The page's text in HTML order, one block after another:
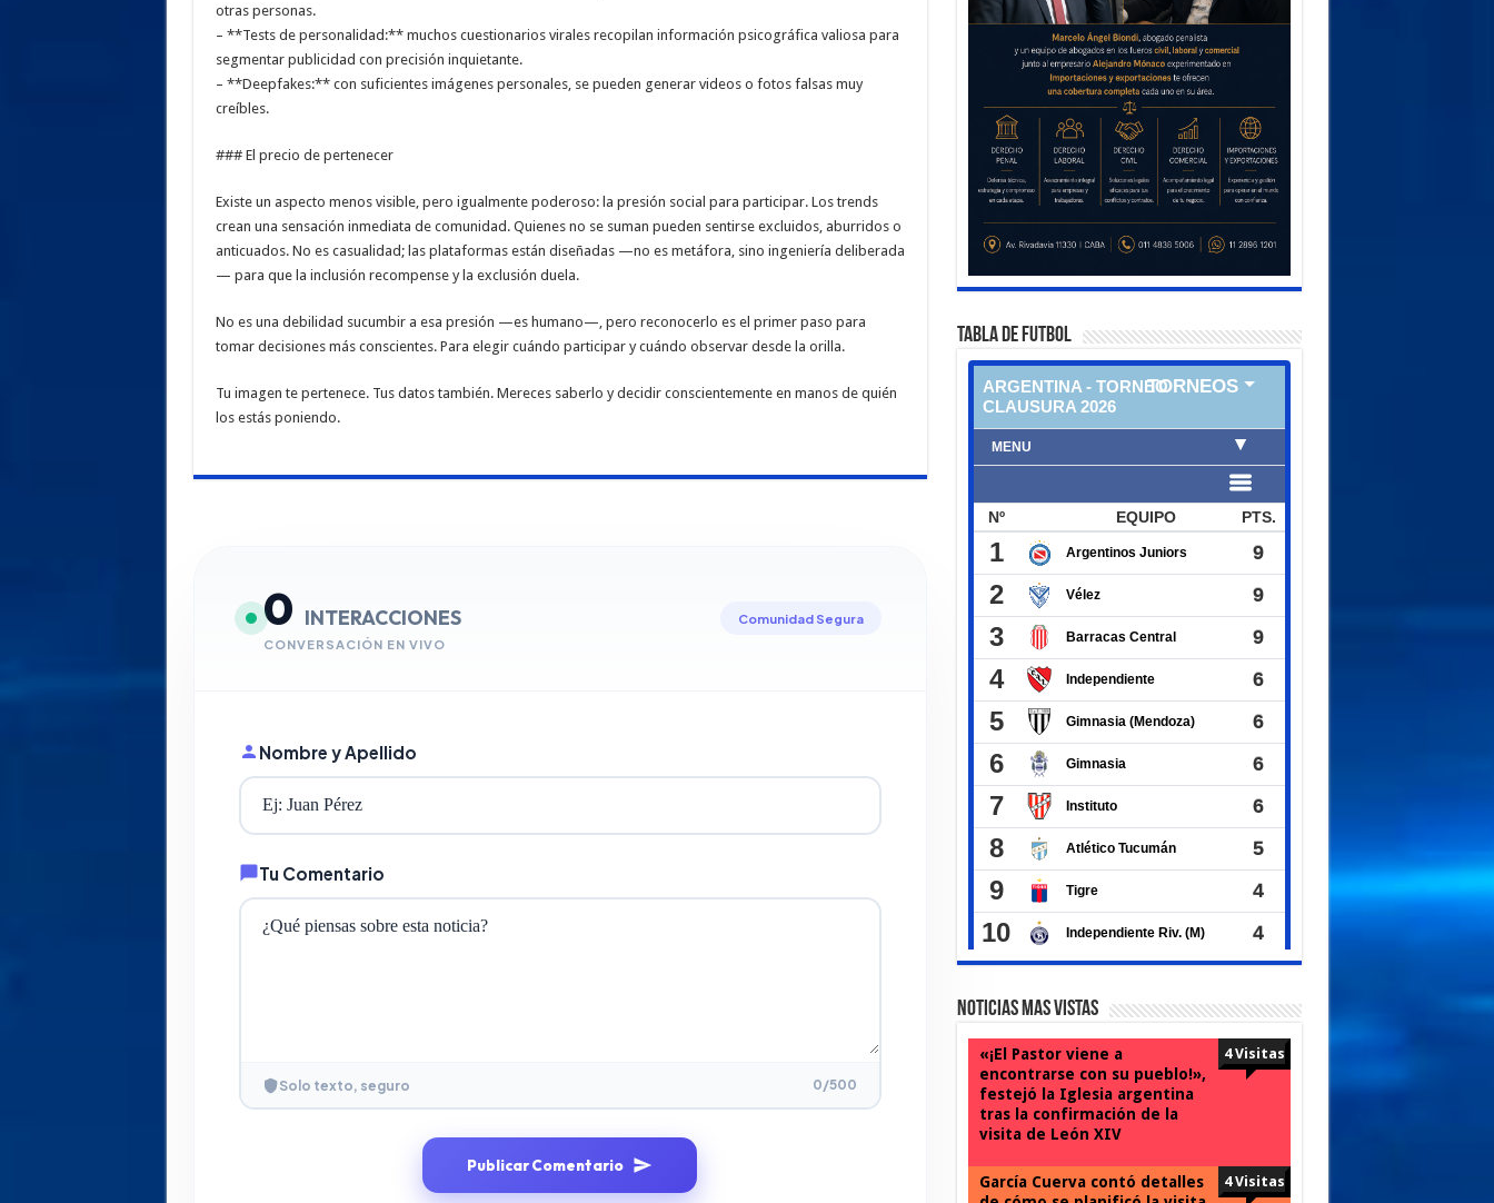
otras personas.
– **Tests de personalidad:** muchos cuestionarios virales recopilan información psicográfica valiosa para
segmentar publicidad con precisión inquietante.
– **Deepfakes:** con suficientes imágenes personales, se pueden generar videos o fotos falsas muy
creíbles.
### El precio de pertenecer
Existe un aspecto menos visible, pero igualmente poderoso: la presión social para participar. Los trends
crean una sensación inmediata de comunidad. Quienes no se suman pueden sentirse excluidos, aburridos o
anticuados. No es casualidad; las plataformas están diseñadas —no es metáfora, sino ingeniería deliberada
— para que la inclusión recompense y la exclusión duela.
No es una debilidad sucumbir a esa presión —es humano—, pero reconocerlo es el primer paso para
tomar decisiones más conscientes. Para elegir cuándo participar y cuándo observar desde la orilla.
Tu imagen te pertenece. Tus datos también. Mereces saberlo y decidir conscientemente en manos de quién
los estás poniendo.
0 INTERACCIONES
CONVERSACIÓN EN VIVO
Comunidad Segura
Nombre y Apellido
Tu Comentario
Solo texto, seguro 0/500
Publicar Comentario
TABLA DE FUTBOL
Noticias Mas Vistas
«¡El Pastor viene a
encontrarse con su pueblo!»,
festejó la Iglesia argentina
tras la confirmación de la
visita de León XIV
4 Visitas
García Cuerva contó detalles
4 Visitas